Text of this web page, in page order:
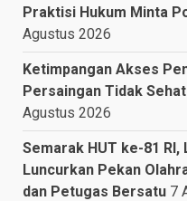
Praktisi Hukum Minta
Agustus 2026
Ketimpangan Akses
Persaingan Tidak
Agustus 2026
Semarak HUT ke-81 RI,
Luncurkan Pekan
dan Petugas Bersatu 7